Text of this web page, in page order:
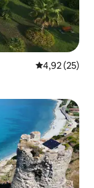
Średnia
4,92 (25)